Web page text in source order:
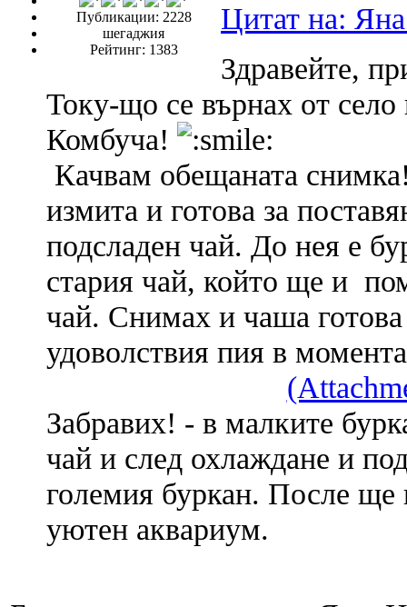
Публикации: 2228
шегаджия
Рейтинг: 1383
Цитат на:
Здравейте,
Току-що се върнах от
Комбуча!
Качвам обещаната
измита и готова за
подсладен чай. До нея е
стария чай, който ще и
чай. Снимах и чаша готова
удоволствия пия в
Забравих! - в малките
чай и след охлаждане и
големия буркан. После ще
уютен аквариум.